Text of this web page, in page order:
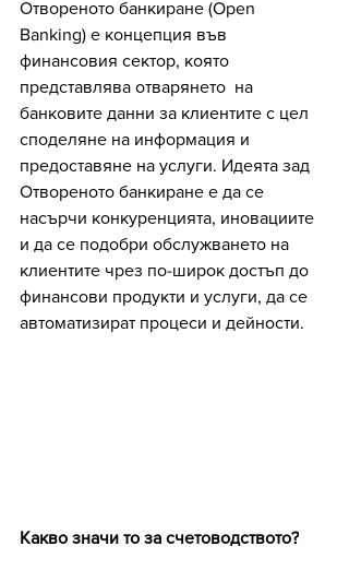
Отвореното банкиране (Open
Banking) е концепция във
финансовия сектор, която
представлява отварянето  на
банковите данни за клиентите с цел
споделяне на информация и
предоставяне на услуги. Идеята зад
Отвореното банкиране е да се
насърчи конкуренцията, иновациите
и да се подобри обслужването на
клиентите чрез по-широк достъп до
финансови продукти и услуги, да се
автоматизират процеси и дейности.
Какво значи то за счетоводството?